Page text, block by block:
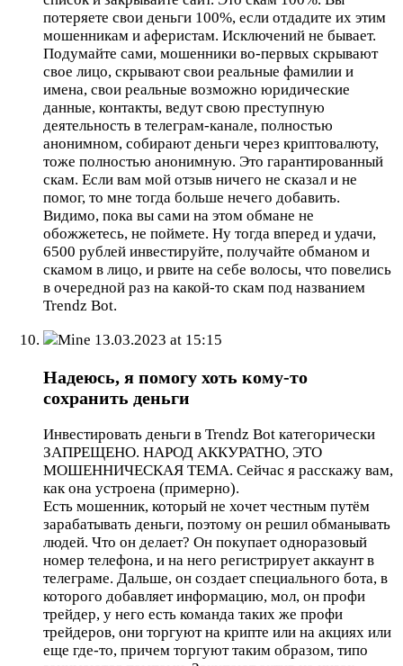
потеряете свои деньги 100%, если отдадите их этим
мошенникам и аферистам. Исключений не бывает.
Подумайте сами, мошенники во-первых скрывают
свое лицо, скрывают свои реальные фамилии и
имена, свои реальные возможно юридические
данные, контакты, ведут свою преступную
деятельность в телеграм-канале, полностью
анонимном, собирают деньги через криптовалюту,
тоже полностью анонимную. Это гарантированный
скам. Если вам мой отзыв ничего не сказал и не
помог, то мне тогда больше нечего добавить.
Видимо, пока вы сами на этом обмане не
обожжетесь, не поймете. Ну тогда вперед и удачи,
6500 рублей инвестируйте, получайте обманом и
скамом в лицо, и рвите на себе волосы, что повелись
в очередной раз на какой-то скам под названием
Trendz Bot.
Mine 13.03.2023 at 15:15
Надеюсь, я помогу хоть кому-то
сохранить деньги
Инвестировать деньги в Trendz Bot категорически
ЗАПРЕЩЕНО. НАРОД АККУРАТНО, ЭТО
МОШЕННИЧЕСКАЯ ТЕМА. Сейчас я расскажу вам,
как она устроена (примерно).
Есть мошенник, который не хочет честным путём
зарабатывать деньги, поэтому он решил обманывать
людей. Что он делает? Он покупает одноразовый
номер телефона, и на него регистрирует аккаунт в
телеграме. Дальше, он создает специального бота, в
которого добавляет информацию, мол, он профи
трейдер, у него есть команда таких же профи
трейдеров, они торгуют на крипте или на акциях или
еще где-то, причем торгуют таким образом, типо